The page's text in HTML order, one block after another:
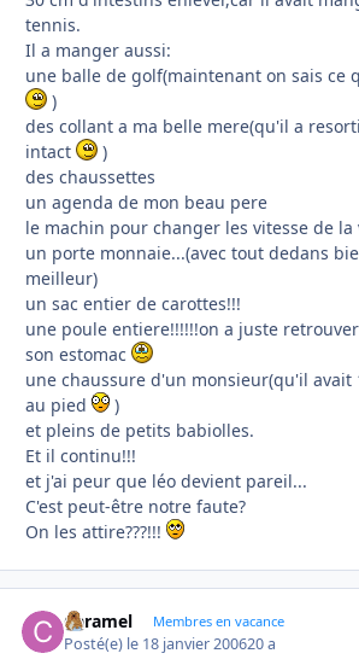
tennis.
Il a manger aussi:
une balle de golf(maintenant on sais ce
)
des collant a ma belle mere(qu'il a
intact
)
des chaussettes
un agenda de mon beau pere
le machin pour changer les vitesse de la
un porte monnaie...(avec tout dedans
meilleur)
un sac entier de carottes!!!
une poule entiere!!!!!!on a juste
son estomac
une chaussure d'un monsieur(qu'il avait
au pied
)
et pleins de petits babiolles.
Et il continu!!!
et j'ai peur que léo devient pareil...
C'est peut-être notre faute?
On les attire???!!!
Caramel Membres en vacance
Posté(e) le 18 janvier 200620 a